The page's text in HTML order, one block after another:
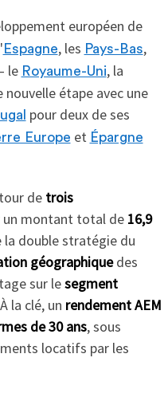
européen de
Espagne, les Pays-Bas,
le Royaume-Uni, la
étape avec une
pour deux de ses
Europe et Épargne
de trois
montant total de 16,9
la double stratégie du
géographiquedes
sur lesegment
la clé, un rendement AEM
de 30 ans, sous
locatifs par les